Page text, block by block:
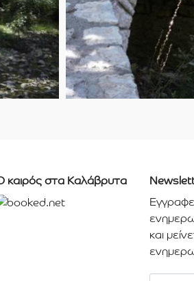
καιρός στα Καλάβρυτα
και